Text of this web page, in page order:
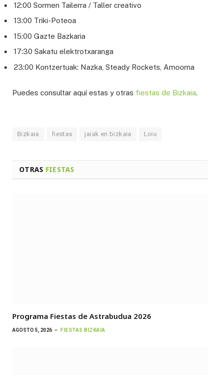
12:00 Sormen Tailerra / Taller creativo
13:00 Triki-Poteoa
15:00 Gazte Bazkaria
17:30 Sakatu elektrotxaranga
23:00 Kontzertuak: Nazka, Steady Rockets, Amooma
Puedes consultar aquí estas y otras fiestas de Bizkaia.
Bizkaia fiestas jaiak en bizkaia Loiu
OTRAS FIESTAS
Programa Fiestas de Astrabudua 2026
AGOSTO 5, 2026 FIESTAS BIZKAIA